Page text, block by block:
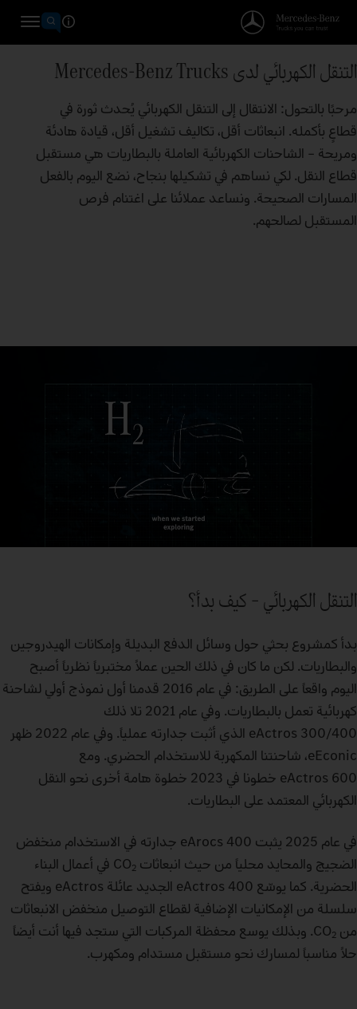
التنقل الكهربائي لدى Mercedes‑Benz Trucks
مرحبًا بالتحول: الانتقال إلى التنقل الكهربائي يُحدث ثورة في
قطاعٍ بأكمله. انبعاثات أقل، تكاليف تشغيل أقل، قيادة هادئة
ومريحة – الشاحنات الكهربائية العاملة بالبطاريات هي مستقبل
قطاع النقل. لكي نساهم في تشكيلها بنجاح، نضع اليوم بالفعل
المسارات الصحيحة. ونساعد عملائنا على اغتنام فرص
المستقبل لصالحهم.
التنقل الكهربائي – كيف بدأ؟
بدأ كمشروع بحثي حول وسائل الدفع البديلة وإمكانات الهيدروجين
والبطاريات. لكن ما كان في ذلك الحين عملاً مختبرياً نظرياً أصبح
اليوم واقعاً على الطريق: في عام 2016 قدمنا أول نموذج أولي لشاحنة
كهربائية تعمل بالبطاريات. وفي عام 2021 تلا ذلك
eActros 300/400 الذي أثبت جدارته عملياً. وفي عام 2022 ظهر
eEconic، شاحنتنا المكهربة للاستخدام الحضري. ومع
eActros 600 خطونا في 2023 خطوة هامة أخرى نحو النقل
الكهربائي المعتمد على البطاريات.
في عام 2025 يثبت eArocs 400 جدارته في الاستخدام منخفض
الضجيج والمحايد محلياً من حيث انبعاثات CO 2
في أعمال البناء
الحضرية. كما يوسّع eActros 400 الجديد عائلة eActros ويفتح
سلسلة من الإمكانيات الإضافية لقطاع التوصيل منخفض الانبعاثات
من CO 2
. وبذلك يوسع محفظة المركبات التي ستجد فيها أنت أيضاً
حلاً مناسباً لمسارك نحو مستقبل مستدام ومكهرب.